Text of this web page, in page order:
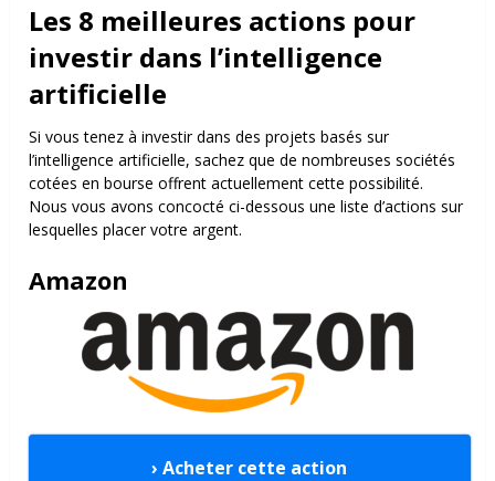
Les 8 meilleures actions pour
investir dans l’intelligence
artificielle
Si vous tenez à investir dans des projets basés sur
l’intelligence artificielle, sachez que de nombreuses sociétés
cotées en bourse offrent actuellement cette possibilité.
Nous vous avons concocté ci-dessous une liste d’actions sur
lesquelles placer votre argent.
Amazon
› Acheter cette action